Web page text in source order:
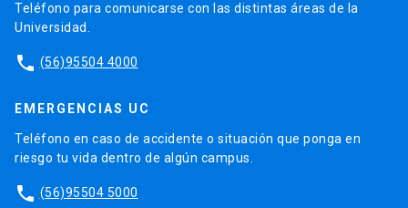
Teléfono para comunicarse con las distintas áreas de la
Universidad.
phone (56)95504 4000
EMERGENCIAS UC
Teléfono en caso de accidente o situación que ponga en
riesgo tu vida dentro de algún campus.
phone (56)95504 5000